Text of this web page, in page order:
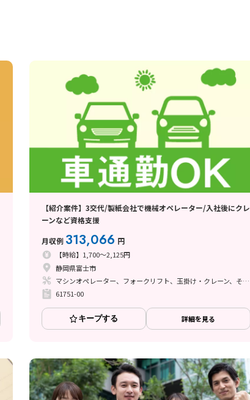
【紹介案件】3交代/製紙会社で機械オペレーター/入社後にクレ
ーンなど資格支援
月収例 313,066 円
【時給】1,700～2,125円
静岡県富士市
マシンオペレーター、フォークリフト、玉掛け・クレーン、その他
61751-00
キープする 詳細を見る